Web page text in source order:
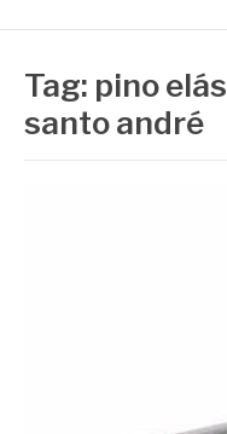
Tag: pino
santo andré